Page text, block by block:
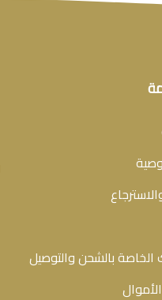
بالشحن والتوصيل